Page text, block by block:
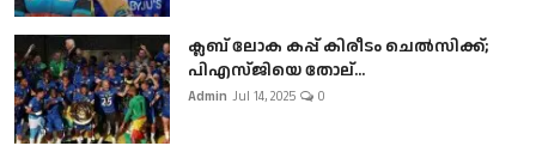
ക്ലബ് ലോക കപ്പ് കിരീടം ചെല്‍സിക്ക്;
പിഎസ്ജിയെ തോല്...
Admin Jul 14, 2025 0